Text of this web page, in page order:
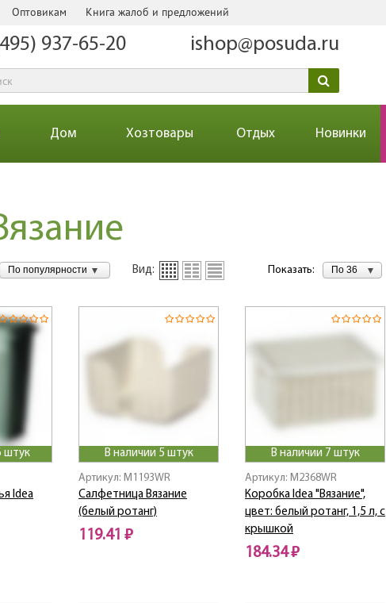
Оптовикам Книга жалоб и предложений
937-65-20 ishop@posuda.ru
Дом Хозтовары Отдых Новинки
По популярности Вид: Показать: По 36
штук
Idea
В наличии 5 штук
Артикул: M1193WR
Салфетница Вязание
(белый ротанг)
119.41 ₽
В наличии 7 штук
Артикул: M2368WR
Коробка Idea "Вязание",
цвет: белый ротанг, 1,5 л, с
крышкой
184.34 ₽